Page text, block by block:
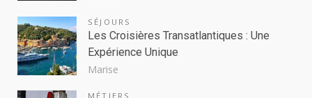
SÉJOURS
Les Croisières Transatlantiques : Une
Expérience Unique
Marise
MÉTIERS